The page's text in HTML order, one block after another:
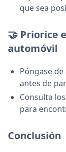
que sea
🤝 Priorice
automóvil
Póngase
antes de
Consulta
para
Conclusión